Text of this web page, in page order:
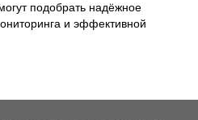
подобрать надёжное
и эффективной